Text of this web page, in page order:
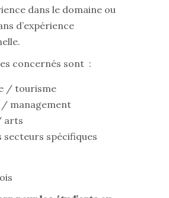
dans le domaine ou
d’expérience
concernés sont :
/ tourisme
/ management
arts
secteurs spécifiques